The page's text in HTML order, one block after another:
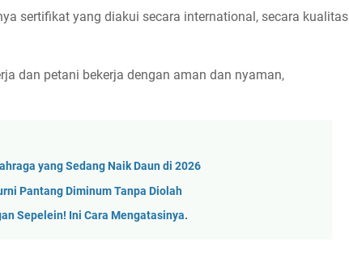
sertifikat yang diakui secara international, secara kualitas
dan petani bekerja dengan aman dan nyaman,
yang Sedang Naik Daun di 2026
Pantang Diminum Tanpa Diolah
Sepelein! Ini Cara Mengatasinya.